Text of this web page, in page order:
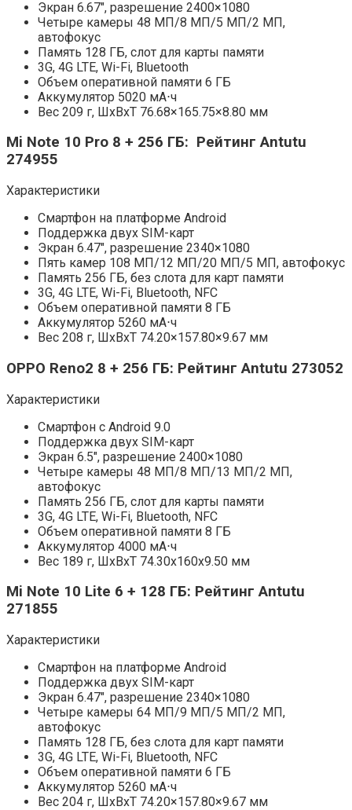
Экран 6.67″, разрешение 2400×1080
Четыре камеры 48 МП/8 МП/5 МП/2 МП,
автофокус
Память 128 ГБ, слот для карты памяти
3G, 4G LTE, Wi-Fi, Bluetooth
Объем оперативной памяти 6 ГБ
Аккумулятор 5020 мА⋅ч
Вес 209 г, ШxВxТ 76.68×165.75×8.80 мм
Mi Note 10 Pro 8 + 256 ГБ: Рейтинг Antutu
274955
Характеристики
Смартфон на платформе Android
Поддержка двух SIM-карт
Экран 6.47″, разрешение 2340×1080
Пять камер 108 МП/12 МП/20 МП/5 МП, автофокус
Память 256 ГБ, без слота для карт памяти
3G, 4G LTE, Wi-Fi, Bluetooth, NFC
Объем оперативной памяти 8 ГБ
Аккумулятор 5260 мА⋅ч
Вес 208 г, ШxВxТ 74.20×157.80×9.67 мм
OPPO Reno2 8 + 256 ГБ: Рейтинг Antutu 273052
Характеристики
Смартфон с Android 9.0
Поддержка двух SIM-карт
Экран 6.5″, разрешение 2400×1080
Четыре камеры 48 МП/8 МП/13 МП/2 МП,
автофокус
Память 256 ГБ, слот для карты памяти
3G, 4G LTE, Wi-Fi, Bluetooth, NFC
Объем оперативной памяти 8 ГБ
Аккумулятор 4000 мА⋅ч
Вес 189 г, ШxВxТ 74.30x160x9.50 мм
Mi Note 10 Lite 6 + 128 ГБ: Рейтинг Antutu
271855
Характеристики
Смартфон на платформе Android
Поддержка двух SIM-карт
Экран 6.47″, разрешение 2340×1080
Четыре камеры 64 МП/9 МП/5 МП/2 МП,
автофокус
Память 128 ГБ, без слота для карт памяти
3G, 4G LTE, Wi-Fi, Bluetooth, NFC
Объем оперативной памяти 6 ГБ
Аккумулятор 5260 мА⋅ч
Вес 204 г, ШxВxТ 74.20×157.80×9.67 мм